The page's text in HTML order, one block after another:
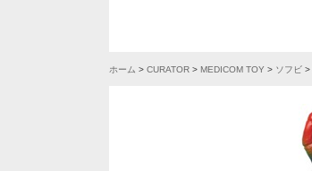
ホーム > CURATOR > MEDICOM TOY > ソフビ >